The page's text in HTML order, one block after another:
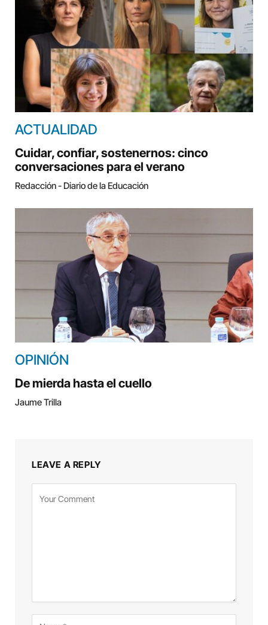
ACTUALIDAD
Cuidar, confiar, sostenernos: cinco
conversaciones para el verano
Redacción - Diario de la Educación
OPINIÓN
De mierda hasta el cuello
Jaume Trilla
LEAVE A REPLY